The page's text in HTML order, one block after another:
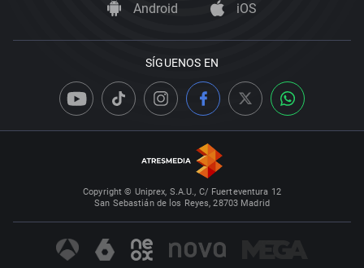
Android iOS
SÍGUENOS EN
Copyright © Uniprex, S.A.U., C/ Fuerteventura 12
San Sebastián de los Reyes, 28703 Madrid